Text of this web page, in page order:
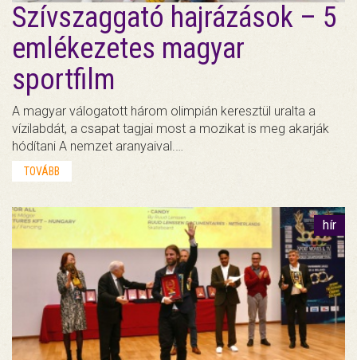
Szívszaggató hajrázások – 5
emlékezetes magyar
sportfilm
A magyar válogatott három olimpián keresztül uralta a
vízilabdát, a csapat tagjai most a mozikat is meg akarják
hódítani A nemzet aranyaival.…
TOVÁBB
hír